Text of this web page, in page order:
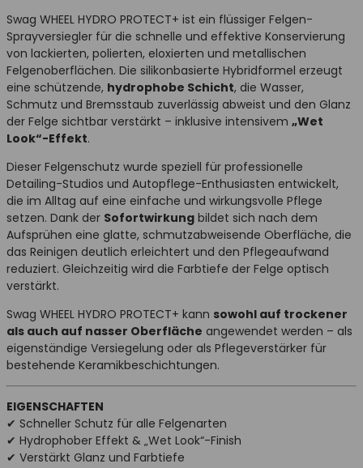
Swag WHEEL HYDRO PROTECT+ ist ein flüssiger Felgen-
Sprayversiegler für die schnelle und effektive Konservierung
von lackierten, polierten, eloxierten und metallischen
Felgenoberflächen. Die silikonbasierte Hybridformel erzeugt
eine schützende, hydrophobe Schicht, die Wasser,
Schmutz und Bremsstaub zuverlässig abweist und den Glanz
der Felge sichtbar verstärkt – inklusive intensivem „Wet
Look“-Effekt.
Dieser Felgenschutz wurde speziell für professionelle
Detailing-Studios und Autopflege-Enthusiasten entwickelt,
die im Alltag auf eine einfache und wirkungsvolle Pflege
setzen. Dank der Sofortwirkung bildet sich nach dem
Aufsprühen eine glatte, schmutzabweisende Oberfläche, die
das Reinigen deutlich erleichtert und den Pflegeaufwand
reduziert. Gleichzeitig wird die Farbtiefe der Felge optisch
verstärkt.
Swag WHEEL HYDRO PROTECT+ kann sowohl auf trockener
als auch auf nasser Oberfläche angewendet werden – als
eigenständige Versiegelung oder als Pflegeverstärker für
bestehende Keramikbeschichtungen.
EIGENSCHAFTEN
✔ Schneller Schutz für alle Felgenarten
✔ Hydrophober Effekt & „Wet Look“-Finish
✔ Verstärkt Glanz und Farbtiefe